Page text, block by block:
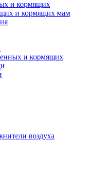
и кормящих
и кормящих мам
и кормящих
воздуха